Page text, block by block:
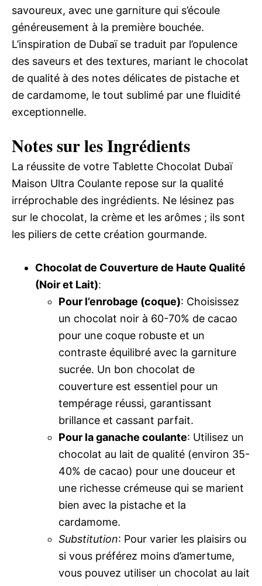
savoureux, avec une garniture qui s’écoule
généreusement à la première bouchée.
L’inspiration de Dubaï se traduit par l’opulence
des saveurs et des textures, mariant le chocolat
de qualité à des notes délicates de pistache et
de cardamome, le tout sublimé par une fluidité
exceptionnelle.
Notes sur les Ingrédients
La réussite de votre Tablette Chocolat Dubaï
Maison Ultra Coulante repose sur la qualité
irréprochable des ingrédients. Ne lésinez pas
sur le chocolat, la crème et les arômes ; ils sont
les piliers de cette création gourmande.
Chocolat de Couverture de Haute Qualité
(Noir et Lait):
Pour l’enrobage (coque): Choisissez
un chocolat noir à 60-70% de cacao
pour une coque robuste et un
contraste équilibré avec la garniture
sucrée. Un bon chocolat de
couverture est essentiel pour un
tempérage réussi, garantissant
brillance et cassant parfait.
Pour la ganache coulante: Utilisez un
chocolat au lait de qualité (environ 35-
40% de cacao) pour une douceur et
une richesse crémeuse qui se marient
bien avec la pistache et la
cardamome.
Substitution: Pour varier les plaisirs ou
si vous préférez moins d’amertume,
vous pouvez utiliser un chocolat au lait